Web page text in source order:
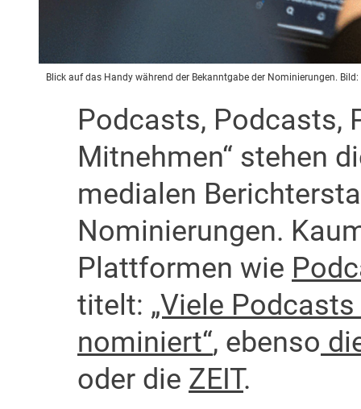
Blick auf das Handy während der Bekanntgabe der Nominierungen.
Podcasts, Podcasts,
Mitnehmen“ stehen
medialen
Nominierungen.
Plattformen wie
titelt: „Viele
nominiert“, ebenso
oder die ZEIT.